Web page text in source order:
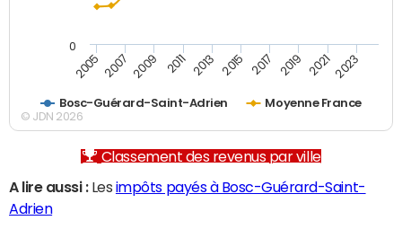
Bosc-Guérard-Saint-Adrien Moyenne France
2005 2007 2009 2011 2013 2015 2017 2019 2021 2023
0
© JDN 2026
Classement des revenus par ville
A lire aussi :Les impôts payés à Bosc-Guérard-Saint-
Adrien